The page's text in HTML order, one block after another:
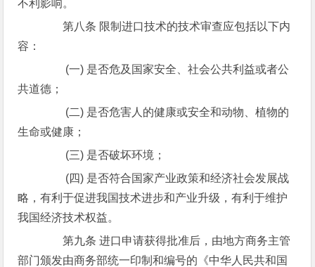
不利影响。
第八条 限制进口技术的技术审查应包括以下内
容：
(一) 是否危及国家安全、社会公共利益或者公
共道德；
(二) 是否危害人的健康或安全和动物、植物的
生命或健康；
(三) 是否破坏环境；
(四) 是否符合国家产业政策和经济社会发展战
略，有利于促进我国技术进步和产业升级，有利于维护
我国经济技术权益。
第九条 进口申请获得批准后，由地方商务主管
部门颁发由商务部统一印制和编号的《中华人民共和国